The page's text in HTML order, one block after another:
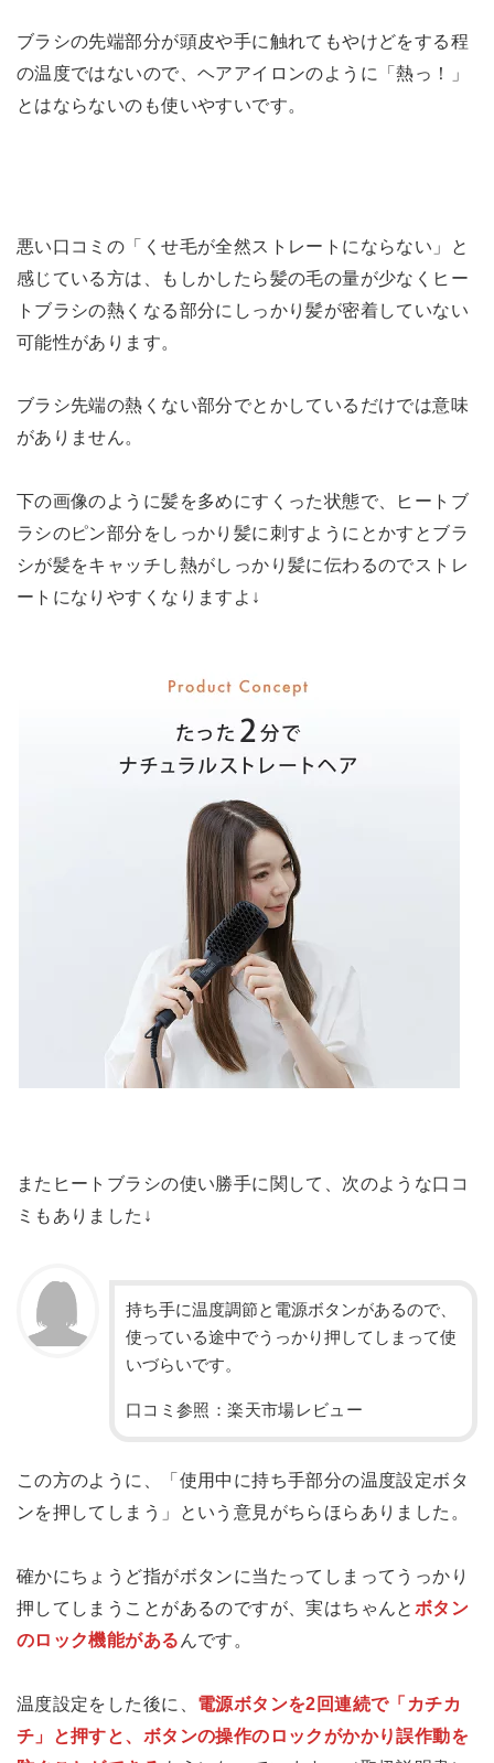
ブラシの先端部分が頭皮や手に触れてもやけどをする程
の温度ではないので、ヘアアイロンのように「熱っ！」
とはならないのも使いやすいです。
悪い口コミの「くせ毛が全然ストレートにならない」と
感じている方は、もしかしたら髪の毛の量が少なくヒー
トブラシの熱くなる部分にしっかり髪が密着していない
可能性があります。
ブラシ先端の熱くない部分でとかしているだけでは意味
がありません。
下の画像のように髪を多めにすくった状態で、ヒートブ
ラシのピン部分をしっかり髪に刺すようにとかすとブラ
シが髪をキャッチし熱がしっかり髪に伝わるのでストレ
ートになりやすくなりますよ↓
またヒートブラシの使い勝手に関して、次のような口コ
ミもありました↓
持ち手に温度調節と電源ボタンがあるので、
使っている途中でうっかり押してしまって使
いづらいです。
口コミ参照：楽天市場レビュー
この方のように、「使用中に持ち手部分の温度設定ボタ
ンを押してしまう」という意見がちらほらありました。
確かにちょうど指がボタンに当たってしまってうっかり
押してしまうことがあるのですが、実はちゃんと ボタン
のロック機能がある んです。
温度設定をした後に、 電源ボタンを2回連続で「カチカ
チ」と押すと、ボタンの操作のロックがかかり誤作動を